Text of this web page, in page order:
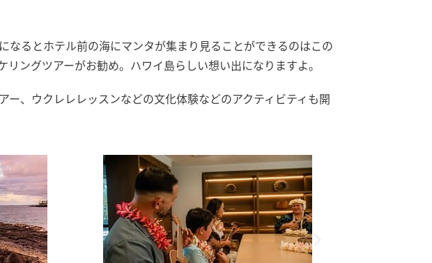
るとホテル前の海にマンタが集まり見ることができるのはこの
ングツアーがお勧め。ハワイ島らしい想い出になりますよ。
、ウクレレレッスンなどの文化体験などのアクティビティも開